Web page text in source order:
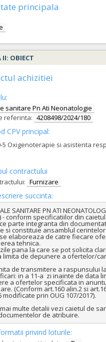
principala
II: OBIECT
achizitiei
sanitare Pn Ati Neonatologie
referinta: 4208498/2024/180
CPV principal:
5 Oxigenoterapie si asistenta
contractului
Furnizare
succinta:
SANITARE PN ATI
- conform specificatiilor din
parte integranta din
si constituie ansamblul
elaboreaza de catre fiecare
tehnica.
pana la care se pot solicita
limita de depunere a ofertelor/
de transmitere a raspunsului
in a 11-a  zi inainte de data
a ofertelor specificata in
(Conform art.160 alin.2 si
modificate prin OUG 107/2017).
multe detalii vezi caietul de
de atribuire.
privind loturile: